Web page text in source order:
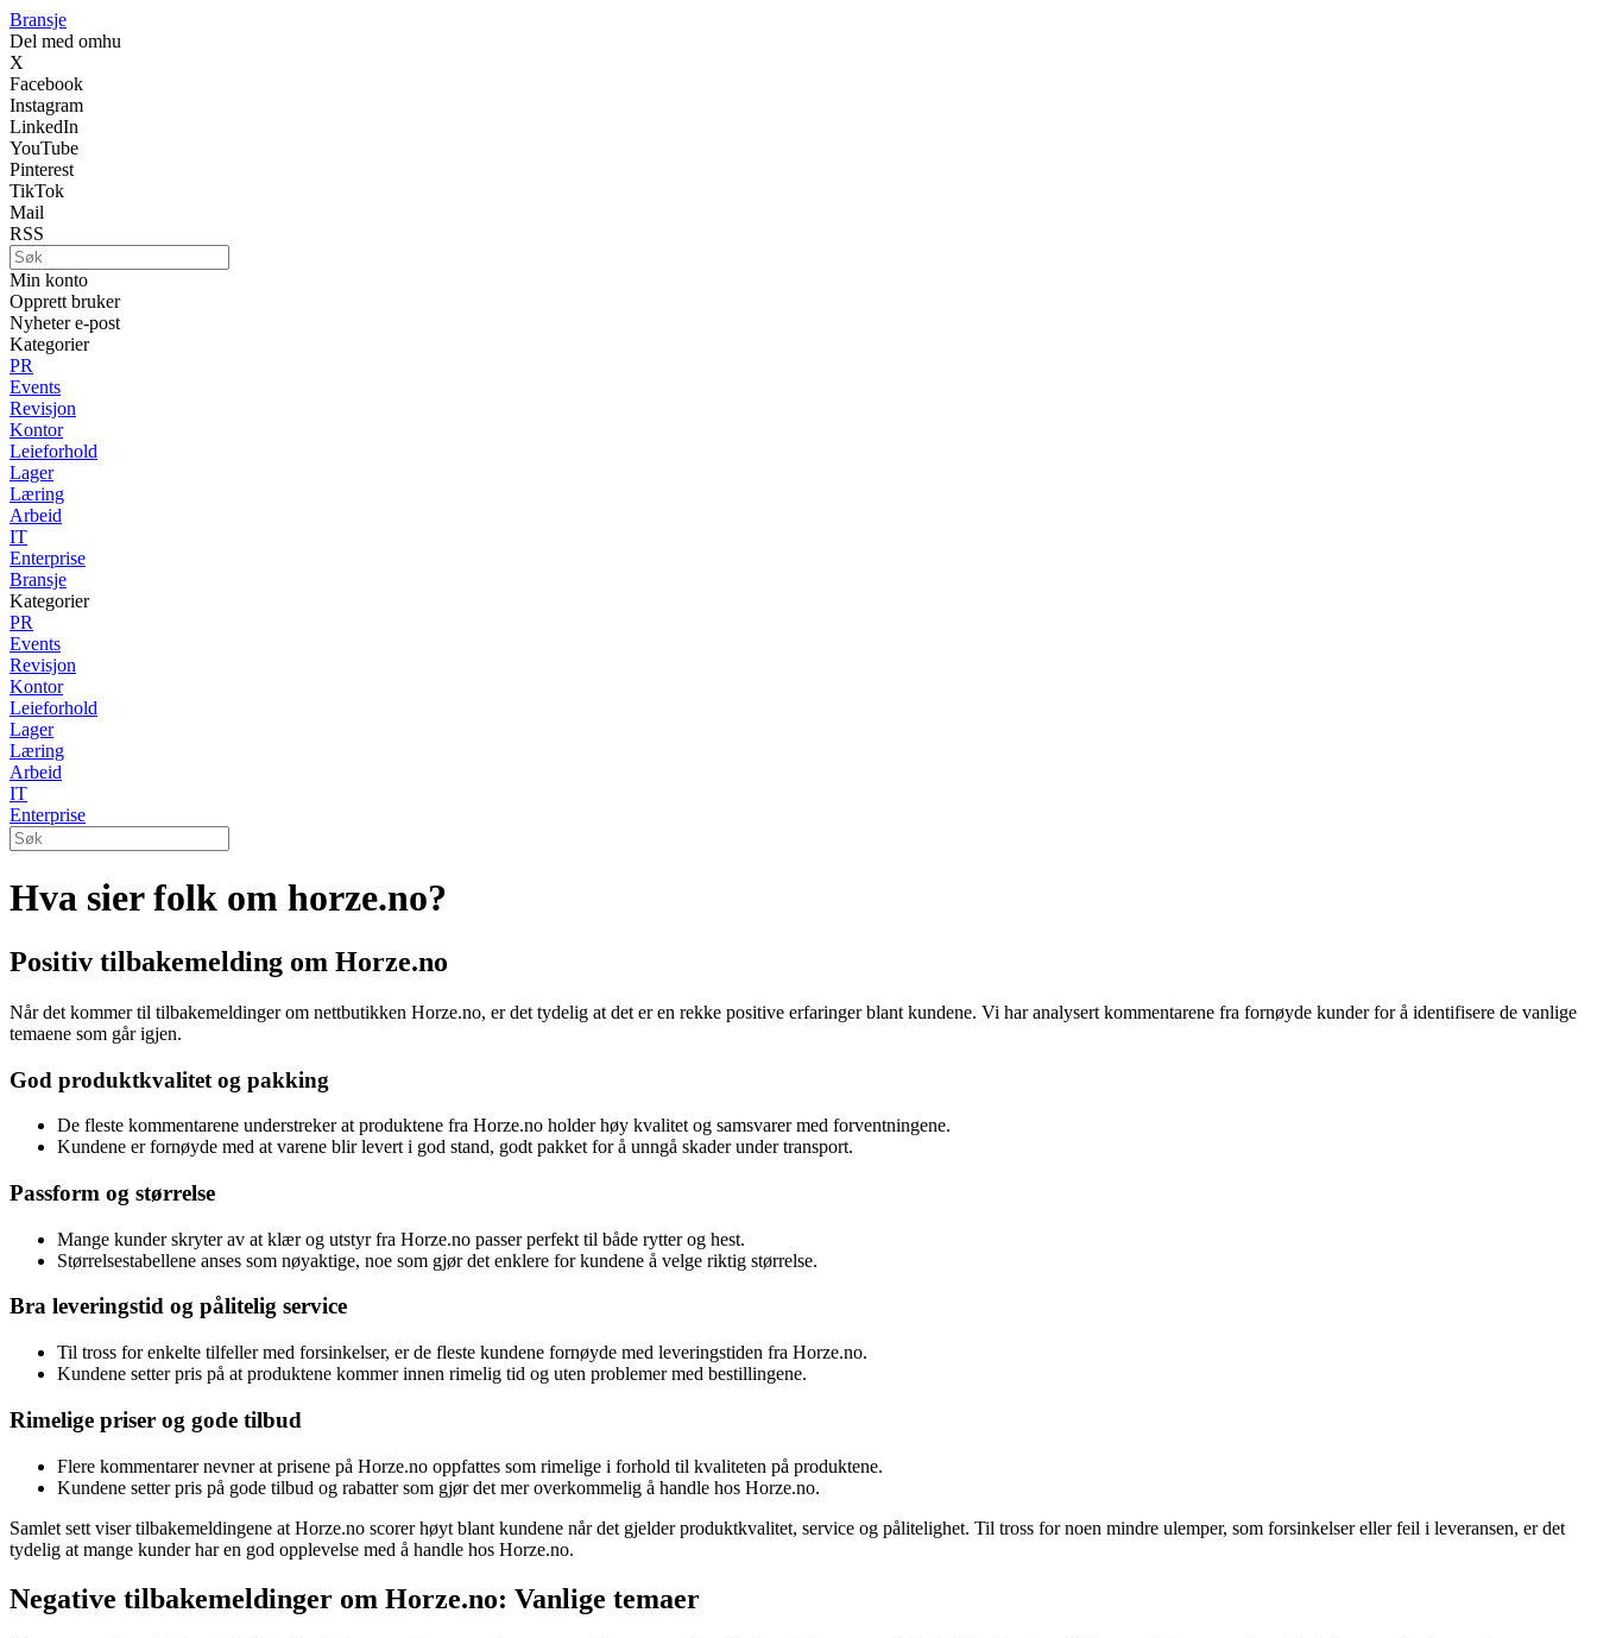
Bransje
Del med omhu
X
Facebook
Instagram
LinkedIn
YouTube
Pinterest
TikTok
Mail
RSS
Min konto
Opprett bruker
Nyheter e-post
Kategorier
PR
Events
Revisjon
Kontor
Leieforhold
Lager
Læring
Arbeid
IT
Enterprise
Bransje
Kategorier
PR
Events
Revisjon
Kontor
Leieforhold
Lager
Læring
Arbeid
IT
Enterprise
Hva sier folk om horze.no?
Positiv tilbakemelding om Horze.no
Når det kommer til tilbakemeldinger om nettbutikken Horze.no, er det tydelig at det er en rekke positive erfaringer blant kundene. Vi har analysert kommentarene fra fornøyde kunder for å identifisere de vanlige
temaene som går igjen.
God produktkvalitet og pakking
De fleste kommentarene understreker at produktene fra Horze.no holder høy kvalitet og samsvarer med forventningene.
Kundene er fornøyde med at varene blir levert i god stand, godt pakket for å unngå skader under transport.
Passform og størrelse
Mange kunder skryter av at klær og utstyr fra Horze.no passer perfekt til både rytter og hest.
Størrelsestabellene anses som nøyaktige, noe som gjør det enklere for kundene å velge riktig størrelse.
Bra leveringstid og pålitelig service
Til tross for enkelte tilfeller med forsinkelser, er de fleste kundene fornøyde med leveringstiden fra Horze.no.
Kundene setter pris på at produktene kommer innen rimelig tid og uten problemer med bestillingene.
Rimelige priser og gode tilbud
Flere kommentarer nevner at prisene på Horze.no oppfattes som rimelige i forhold til kvaliteten på produktene.
Kundene setter pris på gode tilbud og rabatter som gjør det mer overkommelig å handle hos Horze.no.
Samlet sett viser tilbakemeldingene at Horze.no scorer høyt blant kundene når det gjelder produktkvalitet, service og pålitelighet. Til tross for noen mindre ulemper, som forsinkelser eller feil i leveransen, er det
tydelig at mange kunder har en god opplevelse med å handle hos Horze.no.
Negative tilbakemeldinger om Horze.no: Vanlige temaer